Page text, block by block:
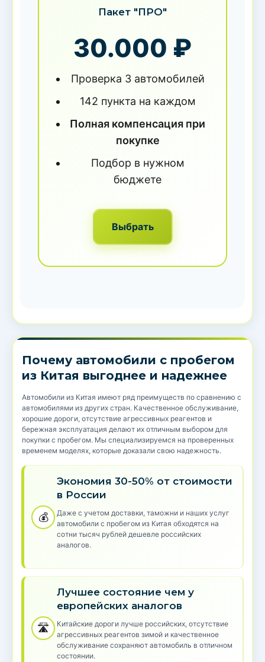
Пакет "ПРО"
30.000 ₽
Проверка 3 автомобилей
142 пункта на каждом
Полная компенсация при
покупке
Подбор в нужном
бюджете
Выбрать
Почему автомобили с пробегом
из Китая выгоднее и надежнее
Автомобили из Китая имеют ряд преимуществ по сравнению с
автомобилями из других стран. Качественное обслуживание,
хорошие дороги, отсутствие агрессивных реагентов и
бережная эксплуатация делают их отличным выбором для
покупки с пробегом. Мы специализируемся на проверенных
временем моделях, которые доказали свою надежность.
💰
Экономия 30-50% от стоимости
в России
Даже с учетом доставки, таможни и наших услуг
автомобили с пробегом из Китая обходятся на
сотни тысяч рублей дешевле российских
аналогов.
🛣️
Лучшее состояние чем у
европейских аналогов
Китайские дороги лучше российских, отсутствие
агрессивных реагентов зимой и качественное
обслуживание сохраняют автомобиль в отличном
состоянии.